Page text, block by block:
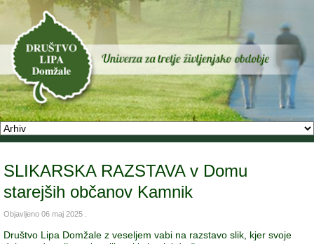
SLIKARSKA RAZSTAVA v Domu
starejših občanov Kamnik
Objavljeno 06 maj 2025
Društvo Lipa Domžale z veseljem vabi na razstavo slik, kjer svoje